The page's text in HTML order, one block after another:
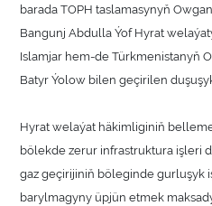
barada TOPH taslamasynyň
Bangunj Abdulla Ýof Hyrat
Islamjar hem-de Türkmenistanyň
Batyr Ýolow bilen geçirilen
Hyrat welaýat häkimliginiň
bölekde zerur infrastruktura işleri
gaz geçirijiniň böleginde gurluşyk
barylmagyny üpjün etmek